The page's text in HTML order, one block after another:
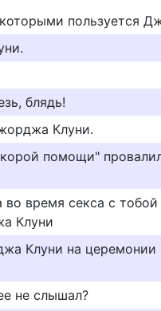
пользуется
блядь!
Клуни.
помощи"
во время секса с
Клуни
Клуни на церемонии
не слышал?